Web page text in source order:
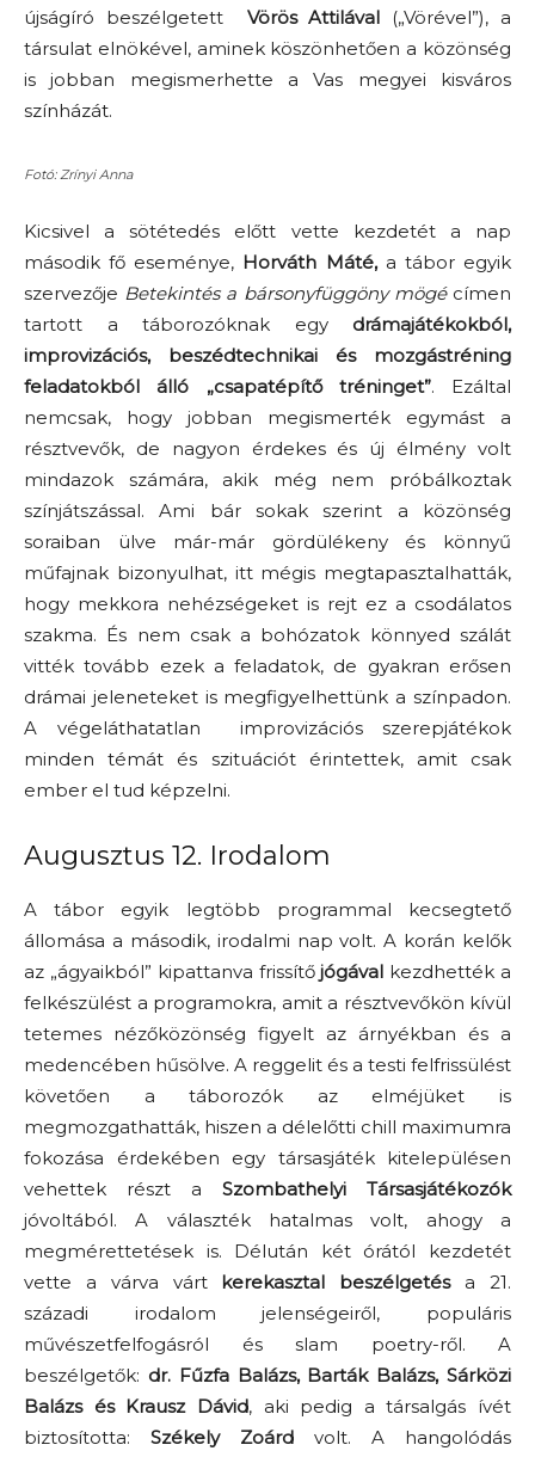
újságíró beszélgetett Vörös Attilával („Vörével”), a
társulat elnökével, aminek köszönhetően a közönség
is jobban megismerhette a Vas megyei kisváros
színházát.
Fotó: Zrínyi Anna
Kicsivel a sötétedés előtt vette kezdetét a nap
második fő eseménye, Horváth Máté,a tábor egyik
szervezője Betekintés a bársonyfüggöny mögécímen
tartott a táborozóknak egy drámajátékokból,
improvizációs, beszédtechnikai és mozgástréning
feladatokból álló „csapatépítő tréninget”. Ezáltal
nemcsak, hogy jobban megismerték egymást a
résztvevők, de nagyon érdekes és új élmény volt
mindazok számára, akik még nem próbálkoztak
színjátszással. Ami bár sokak szerint a közönség
soraiban ülve már-már gördülékeny és könnyű
műfajnak bizonyulhat, itt mégis megtapasztalhatták,
hogy mekkora nehézségeket is rejt ez a csodálatos
szakma. És nem csak a bohózatok könnyed szálát
vitték tovább ezek a feladatok, de gyakran erősen
drámai jeleneteket is megfigyelhettünk a színpadon.
A végeláthatatlan improvizációs szerepjátékok
minden témát és szituációt érintettek, amit csak
ember el tud képzelni.
Augusztus 12. Irodalom
A tábor egyik legtöbb programmal kecsegtető
állomása a második, irodalmi nap volt. A korán kelők
az „ágyaikból” kipattanva frissítőjógával kezdhették a
felkészülést a programokra, amit a résztvevőkön kívül
tetemes nézőközönség figyelt az árnyékban és a
medencében hűsölve. A reggelit és a testi felfrissülést
követően a táborozók az elméjüket is
megmozgathatták, hiszen a délelőtti chill maximumra
fokozása érdekében egy társasjáték kitelepülésen
vehettek részt a Szombathelyi Társasjátékozók
jóvoltából. A választék hatalmas volt, ahogy a
megmérettetések is. Délután két órától kezdetét
vette a várva várt kerekasztal beszélgetésa 21.
századi irodalom jelenségeiről, populáris
művészetfelfogásról és slam poetry-ről. A
beszélgetők: dr. Fűzfa Balázs, Barták Balázs, Sárközi
Balázs és Krausz Dávid, aki pedig a társalgás ívét
biztosította: Székely Zoárd volt. A hangolódás